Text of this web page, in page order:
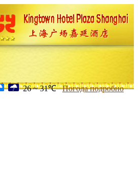
26 ~ 31℃ Погода подробно